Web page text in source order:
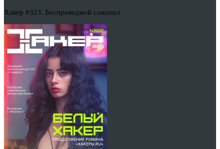
Хакер #323. Беспроводной самопал